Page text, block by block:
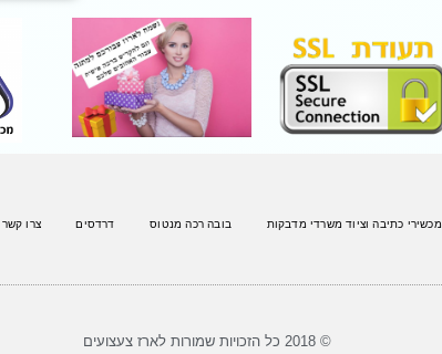
מכשירי כתיבה וציוד משרדי מדבקות בובה רכה מנטוס דרדסים צרו קשר
© 2018 כל הזכויות שמורות לארז צעצועים